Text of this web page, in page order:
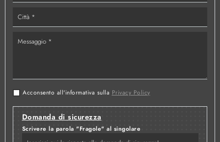
Acconsento all'informativa sulla Privacy Policy
Domanda di sicurezza
Scrivere la parola "Fragole" al singolare